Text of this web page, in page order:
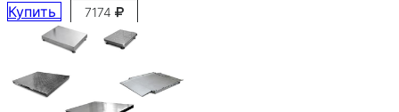
Купить 7174